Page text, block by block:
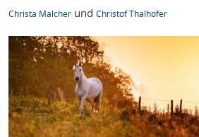
Christa Malcher undChristof Thalhofer